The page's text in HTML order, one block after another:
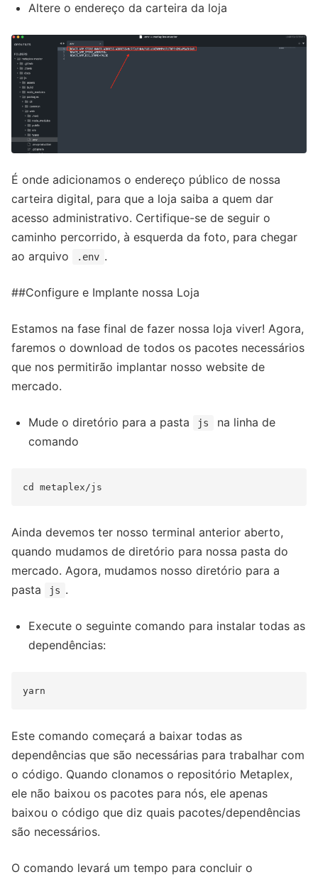
Altere o endereço da carteira da loja
É onde adicionamos o endereço público de nossa
carteira digital, para que a loja saiba a quem dar
acesso administrativo. Certifique-se de seguir o
caminho percorrido, à esquerda da foto, para chegar
ao arquivo
.env .
##Configure e Implante nossa Loja
Estamos na fase final de fazer nossa loja viver! Agora,
faremos o download de todos os pacotes necessários
que nos permitirão implantar nosso website de
mercado.
Mude o diretório para a pasta js
na linha de
comando
Ainda devemos ter nosso terminal anterior aberto,
quando mudamos de diretório para nossa pasta do
mercado. Agora, mudamos nosso diretório para a
pasta
js .
Execute o seguinte comando para instalar todas as
dependências:
Este comando começará a baixar todas as
dependências que são necessárias para trabalhar com
o código. Quando clonamos o repositório Metaplex,
ele não baixou os pacotes para nós, ele apenas
baixou o código que diz quais pacotes/dependências
são necessários.
O comando levará um tempo para concluir o